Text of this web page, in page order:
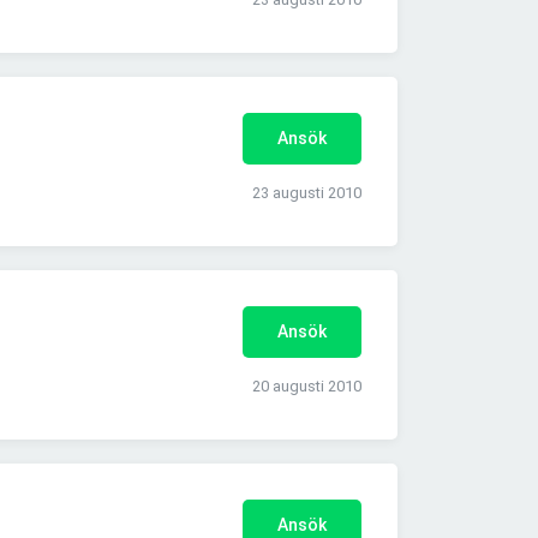
Ansök
23 augusti 2010
Ansök
20 augusti 2010
Ansök